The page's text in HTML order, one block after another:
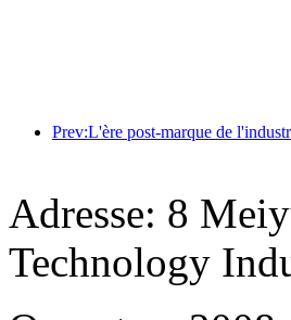
Adresse: 8
Technology